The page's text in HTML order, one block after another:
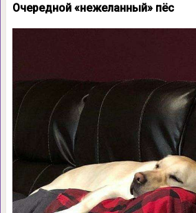
Очередной «нежеланный» пёс